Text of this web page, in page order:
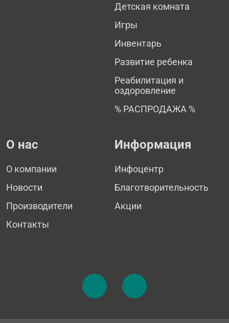
Детская комната
Игры
Инвентарь
Развитие ребенка
Реабилитация и
оздоровление
% РАСПРОДАЖА %
О нас
О компании
Новости
Производители
Контакты
Информация
Инфоцентр
Благотворительность
Акции